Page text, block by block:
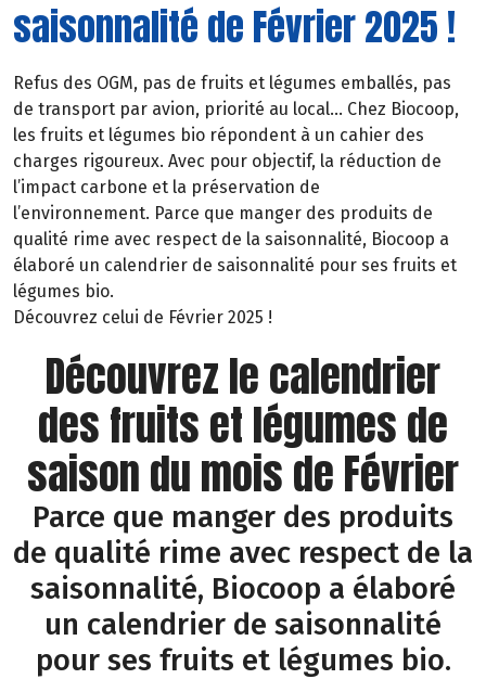
saisonnalité de Février 2025 !
Refus des OGM, pas de fruits et légumes emballés, pas
de transport par avion, priorité au local… Chez Biocoop,
les fruits et légumes bio répondent à un cahier des
charges rigoureux. Avec pour objectif, la réduction de
l’impact carbone et la préservation de
l’environnement. Parce que manger des produits de
qualité rime avec respect de la saisonnalité, Biocoop a
élaboré un calendrier de saisonnalité pour ses fruits et
légumes bio.
Découvrez celui de Février 2025 !
Découvrez le calendrier
des fruits et légumes de
saison du mois de Février
Parce que manger des produits
de qualité rime avec respect de la
saisonnalité, Biocoop a élaboré
un calendrier de saisonnalité
pour ses fruits et légumes bio.